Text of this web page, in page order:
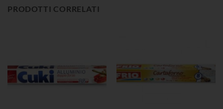
PRODOTTI CORRELATI